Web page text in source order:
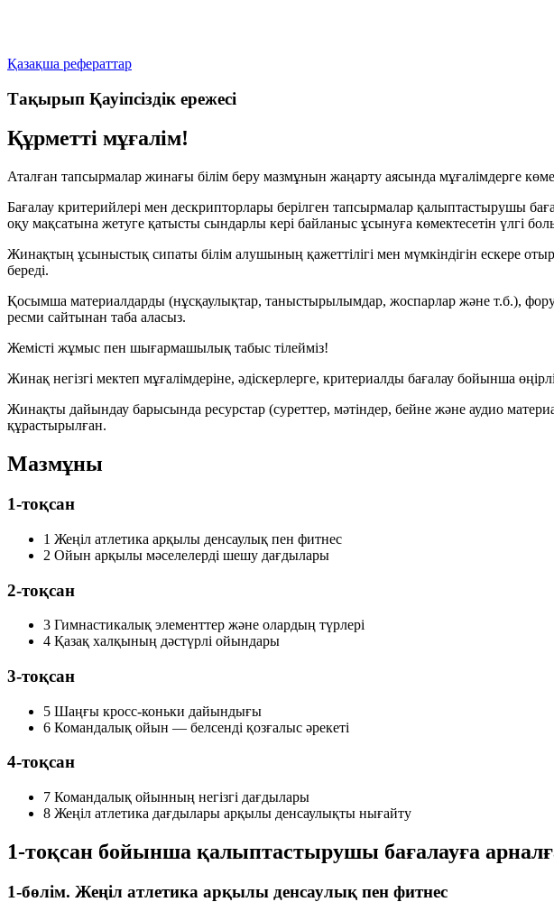
Қазақша рефераттар
Тақырып Қауіпсіздік ережесі
Құрметті мұғалім!
Аталған тапсырмалар жинағы білім беру мазмұнын жаңарту аясында мұғалімдерге
Бағалау критерийлері мен дескрипторлары берілген тапсырмалар қалыптастырушы
оқу мақсатына жетуге қатысты сындарлы кері байланыс ұсынуға көмектесетін үлгі
Жинақтың ұсыныстық сипаты білім алушының қажеттілігі мен мүмкіндігін ескере
береді.
Қосымша материалдарды (нұсқаулықтар, таныстырылымдар, жоспарлар және т.б.),
ресми сайтынан таба аласыз.
Жемісті жұмыс пен шығармашылық табыс тілейміз!
Жинақ негізгі мектеп мұғалімдеріне, әдіскерлерге, критериалды бағалау бойынша
Жинақты дайындау барысында ресурстар (суреттер, мәтіндер, бейне және аудио
құрастырылған.
Мазмұны
1-тоқсан
1 Жеңіл атлетика арқылы денсаулық пен фитнес
2 Ойын арқылы мәселелерді шешу дағдылары
2-тоқсан
3 Гимнастикалық элементтер және олардың түрлері
4 Қазақ халқының дәстүрлі ойындары
3-тоқсан
5 Шаңғы кросс-коньки дайындығы
6 Командалық ойын — белсенді қозғалыс әрекеті
4-тоқсан
7 Командалық ойынның негізгі дағдылары
8 Жеңіл атлетика дағдылары арқылы денсаулықты нығайту
1-тоқсан бойынша қалыптастырушы бағалауға
1-бөлім. Жеңіл атлетика арқылы денсаулық пен фитнес